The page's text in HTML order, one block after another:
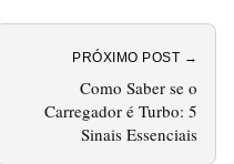
PRÓXIMO POST →
Como Saber se o
Carregador é Turbo: 5
Sinais Essenciais